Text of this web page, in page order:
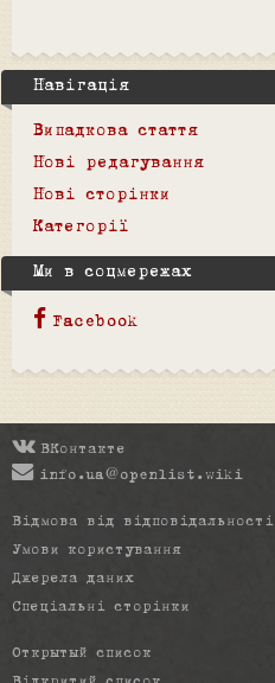
Навігація
Випадкова стаття
Нові редагування
Нові сторінки
Категорії
Ми в соцмережах
Facebook
ВКонтакте
info.ua@openlist.wiki
Відмова від відповідальності
Умови користування
Джерела даних
Спеціальні сторінки
Открытый список